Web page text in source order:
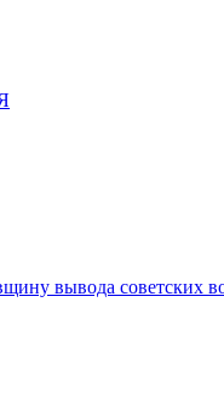
вывода советских